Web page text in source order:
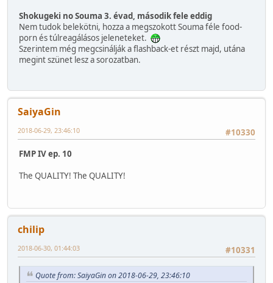
Shokugeki no Souma 3. évad, második fele eddig
Nem tudok belekötni, hozza a megszokott Souma féle food-
porn és túlreagálásos jeleneteket.
Szerintem még megcsinálják a flashback-et részt majd, utána
megint szünet lesz a sorozatban.
SaiyaGin
#10330
2018-06-29, 23:46:10
FMP IV ep. 10
The QUALITY! The QUALITY!
chilip
#10331
2018-06-30, 01:44:03
Quote from: SaiyaGin on 2018-06-29, 23:46:10